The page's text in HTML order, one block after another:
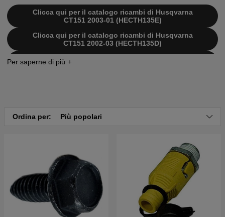
Clicca qui per il catalogo ricambi di Husqvarna
CT151 2003-01 (HECTH135E)
Clicca qui per il catalogo ricambi di Husqvarna
CT151 2002-03 (HECTH135D)
Clicca qui per il catalogo ricambi di Husqvarna
CT151 2002-01 (HECTH135B)
Ordina per: Più popolari